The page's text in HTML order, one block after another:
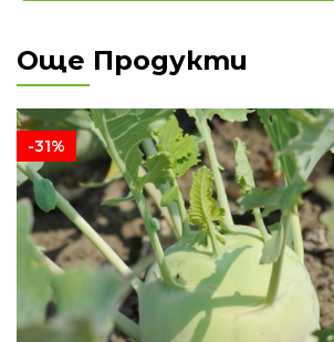
Още Продукти
-31%